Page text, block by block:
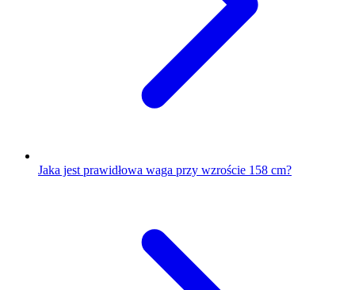
Jaka jest prawidłowa waga przy wzroście 158 cm?